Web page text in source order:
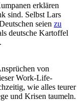
erklären
sind. Selbst Lars
seien zu
deutsche Kartoffel
von
Work-Life-
wie alles teurer
und Krisen taumeln.